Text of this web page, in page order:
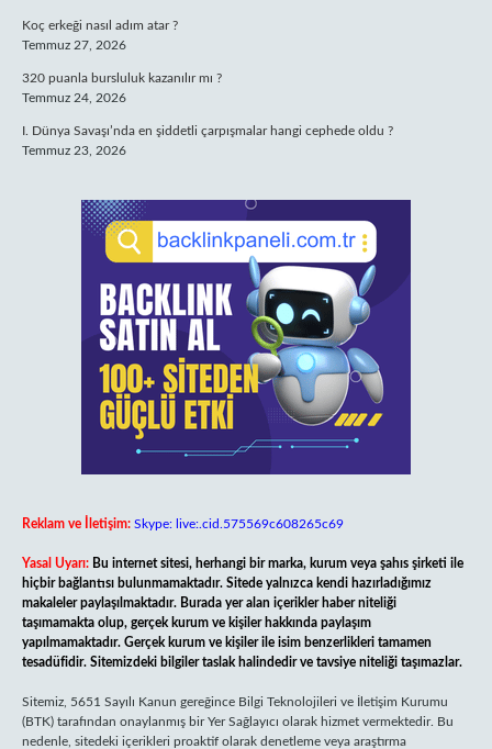
Koç erkeği nasıl adım atar ?
Temmuz 27, 2026
320 puanla bursluluk kazanılır mı ?
Temmuz 24, 2026
I. Dünya Savaşı’nda en şiddetli çarpışmalar hangi cephede oldu ?
Temmuz 23, 2026
Reklam ve İletişim: Skype: live:.cid.575569c608265c69
Yasal Uyarı: Bu internet sitesi, herhangi bir marka, kurum veya şahıs şirketi ile
hiçbir bağlantısı bulunmamaktadır. Sitede yalnızca kendi hazırladığımız
makaleler paylaşılmaktadır. Burada yer alan içerikler haber niteliği
taşımamakta olup, gerçek kurum ve kişiler hakkında paylaşım
yapılmamaktadır. Gerçek kurum ve kişiler ile isim benzerlikleri tamamen
tesadüfidir. Sitemizdeki bilgiler taslak halindedir ve tavsiye niteliği taşımazlar.
Sitemiz, 5651 Sayılı Kanun gereğince Bilgi Teknolojileri ve İletişim Kurumu
(BTK) tarafından onaylanmış bir Yer Sağlayıcı olarak hizmet vermektedir. Bu
nedenle, sitedeki içerikleri proaktif olarak denetleme veya araştırma